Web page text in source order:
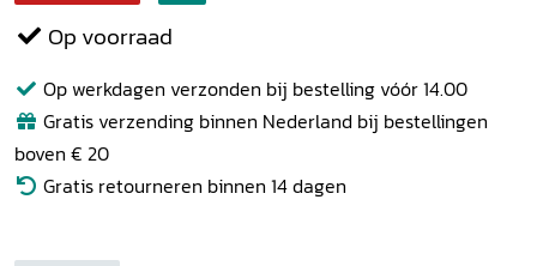
Op voorraad
Op werkdagen verzonden bij bestelling vóór 14.00
Gratis verzending binnen Nederland bij bestellingen
boven € 20
Gratis retourneren binnen 14 dagen